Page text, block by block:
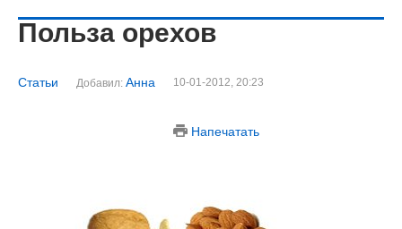
Польза орехов
Статьи Добавил: Анна 10-01-2012, 20:23
Напечатать